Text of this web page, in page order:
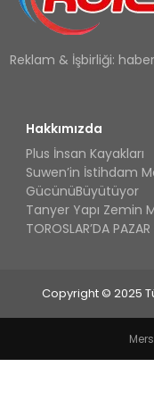
Reklam & İşbirliği:
Hakkımızda
Plus İnsan Kayakları
Suwen’in İstihdam
GücünüBüyütüyor
Tanyer Yapı Zemin
TOROSLAR’DA
Copyright © 2025